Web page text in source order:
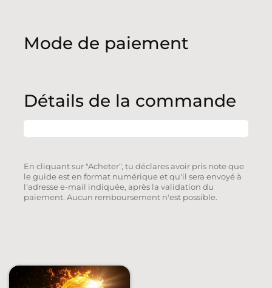
Mode de paiement
Détails de la commande
En cliquant sur "Acheter", tu déclares avoir pris note que
le guide est en format numérique et qu'il sera envoyé à
l'adresse e-mail indiquée, après la validation du
paiement. Aucun remboursement n'est possible.